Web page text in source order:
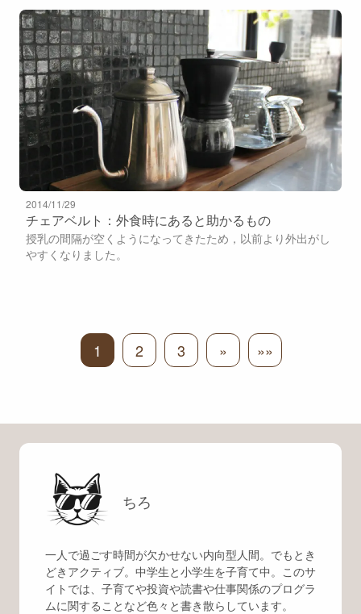
2014/11/29
チェアベルト：外食時にあると助かるもの
授乳の間隔が空くようになってきたため，以前より外出がし
やすくなりました。
1 2 3 » »»
ちろ
一人で過ごす時間が欠かせない内向型人間。でもとき
どきアクティブ。中学生と小学生を子育て中。このサ
イトでは、子育てや投資や読書や仕事関係のプログラ
ムに関することなど色々と書き散らしています。